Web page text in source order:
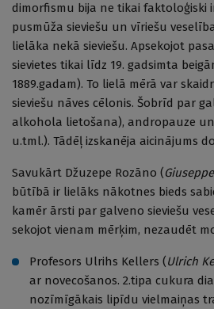
dimorfismu bija ne tikai faktoloģiski
pusmūža sieviešu un vīriešu
lielāka nekā sieviešu. Apsekojot
sievietes tikai līdz 19. gadsimta
1889.gadam). To lielā mērā var
sieviešu nāves cēlonis. Šobrīd par
alkohola lietošana), andropauze
u.tml.). Tādēļ izskanēja aicinājums
Savukārt Džuzepe Rozāno (
būtībā ir lielāks nākotnes bieds
kamēr ārsti par galveno sieviešu
sekojot vienam mērķim, nezaudēt
Profesors Ulrihs Kellers (Ulrich
ar novecošanos. 2.tipa cukura
nozīmīgākais lipīdu vielmaiņas